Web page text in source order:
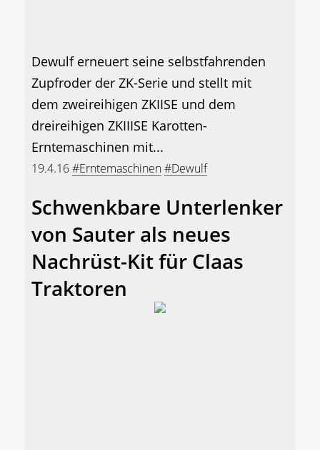
Dewulf erneuert seine selbstfahrenden
Zupfroder der ZK-Serie und stellt mit
dem zweireihigen ZKIISE und dem
dreireihigen ZKIIISE Karotten-
Erntemaschinen mit...
19.4.16#Erntemaschinen#Dewulf
Schwenkbare Unterlenker
von Sauter als neues
Nachrüst-Kit für Claas
Traktoren